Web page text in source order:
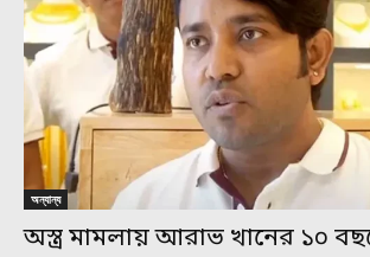
অন্যান্য
অস্ত্র মামলায় আরাভ খানের ১০